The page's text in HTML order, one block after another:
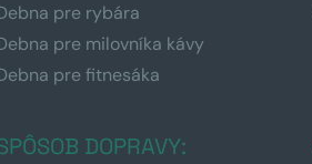
pre rybára
pre milovníka kávy
pre fitnesáka
DOPRAVY: